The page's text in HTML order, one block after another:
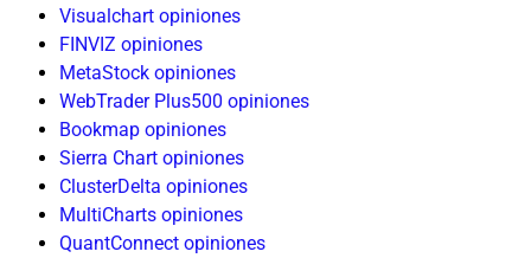
Visualchart opiniones
FINVIZ opiniones
MetaStock opiniones
WebTrader Plus500 opiniones
Bookmap opiniones
Sierra Chart opiniones
ClusterDelta opiniones
MultiCharts opiniones
QuantConnect opiniones